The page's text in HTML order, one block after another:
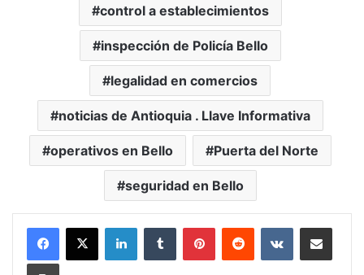
control a establecimientos
inspección de Policía Bello
legalidad en comercios
noticias de Antioquia . Llave Informativa
operativos en Bello Puerta del Norte
seguridad en Bello
LinkedInTumblr PinterestReddit VKontakteCompartir vía Mail
Print